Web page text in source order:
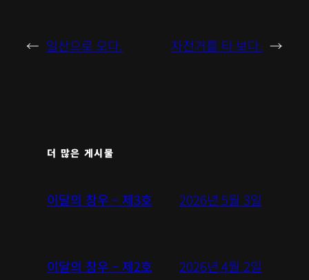
← 일산으로 오다. 자전거를 타 보다. →
더 많은 게시물
이달의 창우 – 제3호 2026년 5월 3일
이달의 창우 – 제2호 2026년 4월 2일